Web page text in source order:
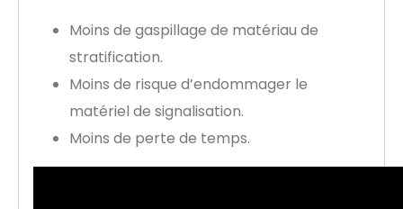
Moins de gaspillage de matériau de
stratification.
Moins de risque d’endommager le
matériel de signalisation.
Moins de perte de temps.